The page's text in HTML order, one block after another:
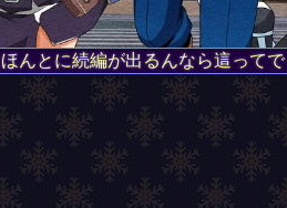
ほんとに続編が出るんなら這って